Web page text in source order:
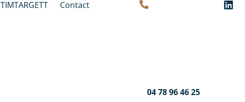
TIMTARGETT Contact
04 78 96 46 25